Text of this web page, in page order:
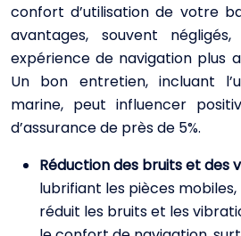
confort d’utilisation de votre
avantages, souvent
expérience de navigation plus
Un bon entretien, incluant
marine, peut influencer
d’assurance de près de 5%.
Réduction des bruits et des
lubrifiant les pièces
réduit les bruits et les